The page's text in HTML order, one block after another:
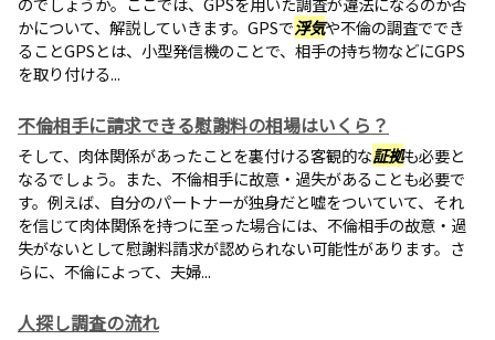
かについて、解説していきます。GPSで浮気や不倫の調査ででき
ることGPSとは、小型発信機のことで、相手の持ち物などにGPS
を取り付ける...
不倫相手に請求できる慰謝料の相場はいくら？
そして、肉体関係があったことを裏付ける客観的な証拠も必要と
なるでしょう。また、不倫相手に故意・過失があることも必要で
す。例えば、自分のパートナーが独身だと嘘をついていて、それ
を信じて肉体関係を持つに至った場合には、不倫相手の故意・過
失がないとして慰謝料請求が認められない可能性があります。さ
らに、不倫によって、夫婦...
人探し調査の流れ